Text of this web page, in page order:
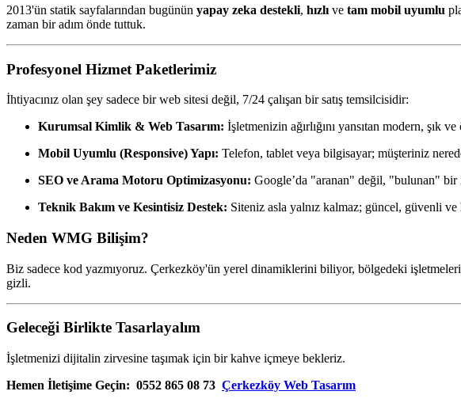
2013'ün statik sayfalarından bugünün yapay zeka destekli, hızlı ve tam mobil uyumlu
zaman bir adım önde tuttuk.
Profesyonel Hizmet Paketlerimiz
İhtiyacınız olan şey sadece bir web sitesi değil, 7/24 çalışan bir satış temsilcisidir:
Kurumsal Kimlik & Web Tasarım: İşletmenizin ağırlığını yansıtan modern, şık
Mobil Uyumlu (Responsive) Yapı: Telefon, tablet veya bilgisayar; müşteriniz
SEO ve Arama Motoru Optimizasyonu: Google’da "aranan" değil, "bulunan" bir
Teknik Bakım ve Kesintisiz Destek: Siteniz asla yalnız kalmaz; güncel, güvenli ve
Neden WMG Bilişim?
Biz sadece kod yazmıyoruz. Çerkezköy'ün yerel dinamiklerini biliyor, bölgedeki
gizli.
Geleceği Birlikte Tasarlayalım
İşletmenizi dijitalin zirvesine taşımak için bir kahve içmeye bekleriz.
Hemen İletişime Geçin: 0552 865 08 73 Çerkezköy Web Tasarım